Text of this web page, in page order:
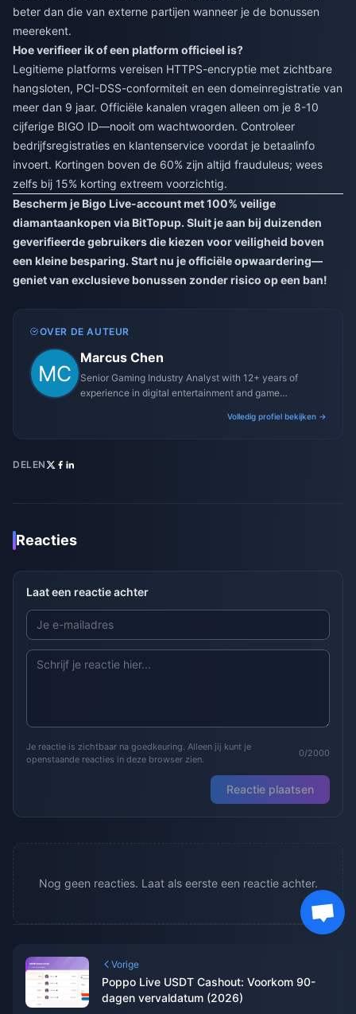
beter dan die van externe partijen wanneer je de bonussen
meerekent.
Hoe verifieer ik of een platform officieel is?
Legitieme platforms vereisen HTTPS-encryptie met zichtbare
hangsloten, PCI-DSS-conformiteit en een domeinregistratie van
meer dan 9 jaar. Officiële kanalen vragen alleen om je 8-10
cijferige BIGO ID—nooit om wachtwoorden. Controleer
bedrijfsregistraties en klantenservice voordat je betaalinfo
invoert. Kortingen boven de 60% zijn altijd frauduleus; wees
zelfs bij 15% korting extreem voorzichtig.
Bescherm je Bigo Live-account met 100% veilige
diamantaankopen via BitTopup. Sluit je aan bij duizenden
geverifieerde gebruikers die kiezen voor veiligheid boven
een kleine besparing. Start nu je officiële opwaardering—
geniet van exclusieve bonussen zonder risico op een ban!
OVER DE AUTEUR
Marcus Chen
Senior Gaming Industry Analyst with 12+ years of
experience in digital entertainment and game
Volledig profiel bekijken →
DELEN
Reacties
Laat een reactie achter
Je reactie is zichtbaar na goedkeuring. Alleen jij kunt je
openstaande reacties in deze browser zien.
0/2000
Reactie plaatsen
Nog geen reacties. Laat als eerste een reactie achter.
Vorige
Poppo Live USDT Cashout: Voorkom 90-
dagen vervaldatum (2026)